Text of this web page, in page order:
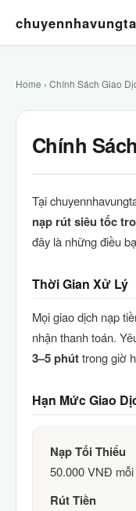
Home › Chính Sách Giao
Chính
Tại
nạp rút siêu tốc
đây là những điều
Thời Gian Xử Lý
Mọi giao dịch nạp
nhận thanh toán.
3–5 phúttrong giờ
Hạn Mức Giao
Nạp Tối Thiểu
50.000 VNĐ mỗi
Rút Tiền